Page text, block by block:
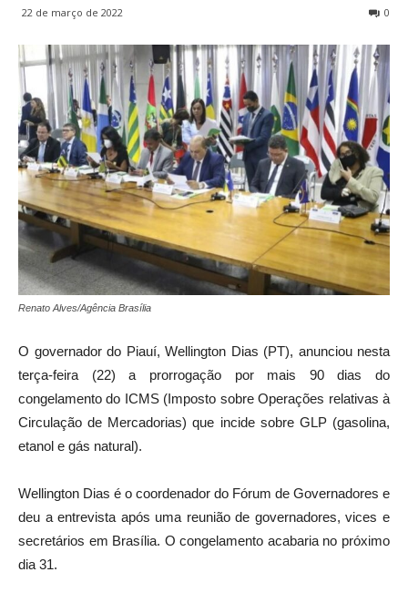
22 de março de 2022 0
Renato Alves/Agência Brasília
O governador do Piauí, Wellington Dias (PT), anunciou nesta
terça-feira (22) a prorrogação por mais 90 dias do
congelamento do ICMS (Imposto sobre Operações relativas à
Circulação de Mercadorias) que incide sobre GLP (gasolina,
etanol e gás natural).
Wellington Dias é o coordenador do Fórum de Governadores e
deu a entrevista após uma reunião de governadores, vices e
secretários em Brasília. O congelamento acabaria no próximo
dia 31.